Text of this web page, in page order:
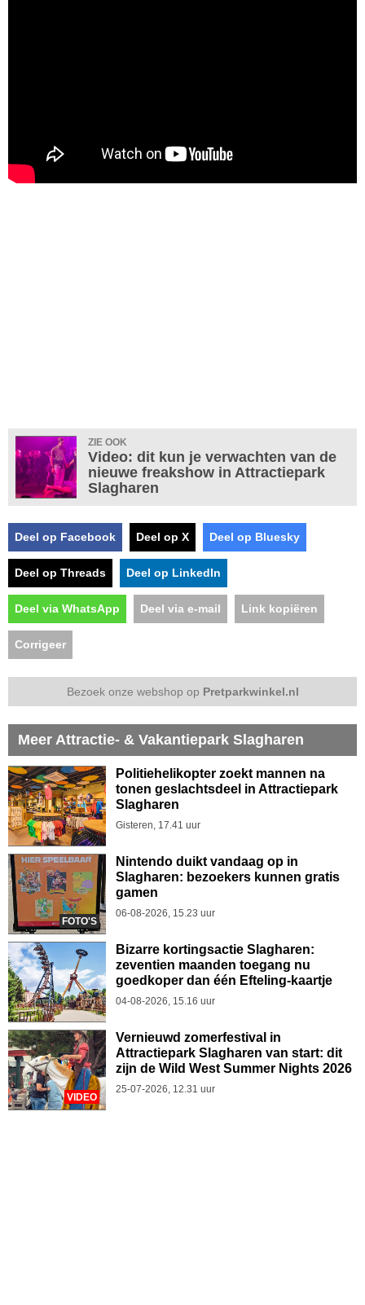
ZIE OOK
Video: dit kun je verwachten van de
nieuwe freakshow in Attractiepark
Slagharen
Deel op Facebook Deel op X Deel op Bluesky
Deel op Threads Deel op LinkedIn
Deel via WhatsApp Deel via e-mail Link kopiëren
Corrigeer
Bezoek onze webshop op Pretparkwinkel.nl
Meer Attractie- & Vakantiepark Slagharen
Politiehelikopter zoekt mannen na
tonen geslachtsdeel in Attractiepark
Slagharen
Gisteren, 17.41 uur
FOTO'S
Nintendo duikt vandaag op in
Slagharen: bezoekers kunnen gratis
gamen
06-08-2026, 15.23 uur
Bizarre kortingsactie Slagharen:
zeventien maanden toegang nu
goedkoper dan één Efteling-kaartje
04-08-2026, 15.16 uur
VIDEO
Vernieuwd zomerfestival in
Attractiepark Slagharen van start: dit
zijn de Wild West Summer Nights 2026
25-07-2026, 12.31 uur